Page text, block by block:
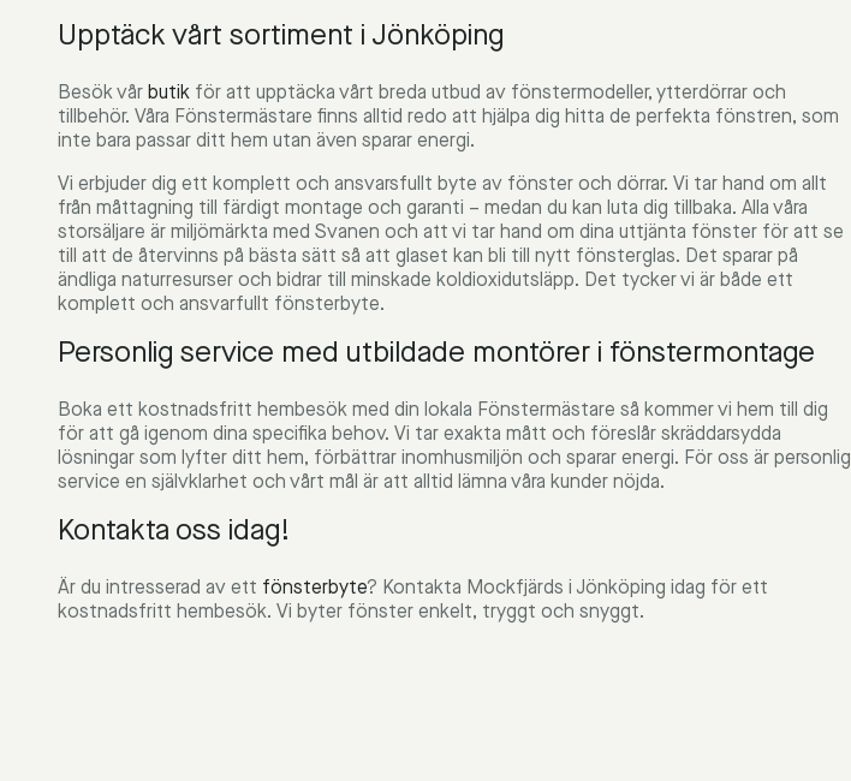
Upptäck vårt sortiment i Jönköping
Besök vårbutik för att upptäcka vårt breda utbud av fönstermodeller, ytterdörrar och
tillbehör. Våra Fönstermästare finns alltid redo att hjälpa dig hitta de perfekta fönstren, som
inte bara passar ditt hem utan även sparar energi.
Vi erbjuder dig ett komplett och ansvarsfullt byte av fönster och dörrar. Vi tar hand om allt
från måttagning till färdigt montage och garanti – medan du kan luta dig tillbaka. Alla våra
storsäljare är miljömärkta med Svanen och att vi tar hand om dina uttjänta fönster för att se
till att de återvinns på bästa sätt så att glaset kan bli till nytt fönsterglas. Det sparar på
ändliga naturresurser och bidrar till minskade koldioxidutsläpp. Det tycker vi är både ett
komplett och ansvarfullt fönsterbyte.
Personlig service med utbildade montörer i fönstermontage
Boka ett kostnadsfritt hembesök med din lokala Fönstermästare så kommer vi hem till dig
för att gå igenom dina specifika behov. Vi tar exakta mått och föreslår skräddarsydda
lösningar som lyfter ditt hem, förbättrar inomhusmiljön och sparar energi. För oss är personlig
service en självklarhet och vårt mål är att alltid lämna våra kunder nöjda.
Kontakta oss idag!
Är du intresserad av ett fönsterbyte? Kontakta Mockfjärds i Jönköping idag för ett
kostnadsfritt hembesök. Vi byter fönster enkelt, tryggt och snyggt.